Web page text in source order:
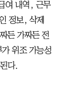
여 내역, 근무
정보, 삭제
든 가짜든 전
위조 가능성
다.